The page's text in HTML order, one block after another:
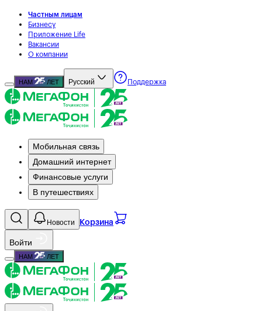
Частным лицам
Бизнесу
Приложение Life
Вакансии
О компании
НАМ ЛЕТ Русский Поддержка
Мобильная связь
Домашний интернет
Финансовые услуги
В путешествиях
Новости Корзина
Войти
НАМ ЛЕТ